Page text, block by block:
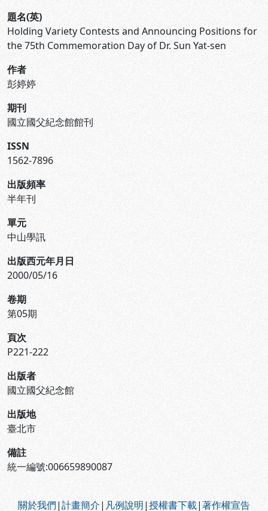
題名(英)
Holding Variety Contests and Announcing Positions for
the 75th Commemoration Day of Dr. Sun Yat-sen
作者
彭婷婷
期刊
國立國父紀念館館刊
ISSN
1562-7896
出版頻率
半年刊
單元
中山學訊
出版西元年月日
2000/05/16
卷期
第05期
頁次
P221-222
出版者
國立國父紀念館
出版地
臺北市
備註
統一編號:006659890087
關於我們|計畫簡介| 凡例說明|授權書下載|著作權宣告